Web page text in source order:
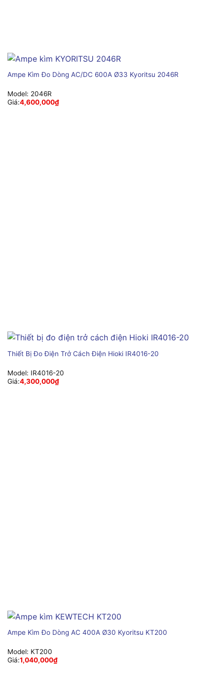
Ampe Kìm Đo Dòng AC/DC 600A Ø33 Kyoritsu 2046R
Model: 2046R
Giá:4,600,000₫
Thiết Bị Đo Điện Trở Cách Điện Hioki IR4016-20
Model: IR4016-20
Giá:4,300,000₫
Ampe Kìm Đo Dòng AC 400A Ø30 Kyoritsu KT200
Model: KT200
Giá:1,040,000₫